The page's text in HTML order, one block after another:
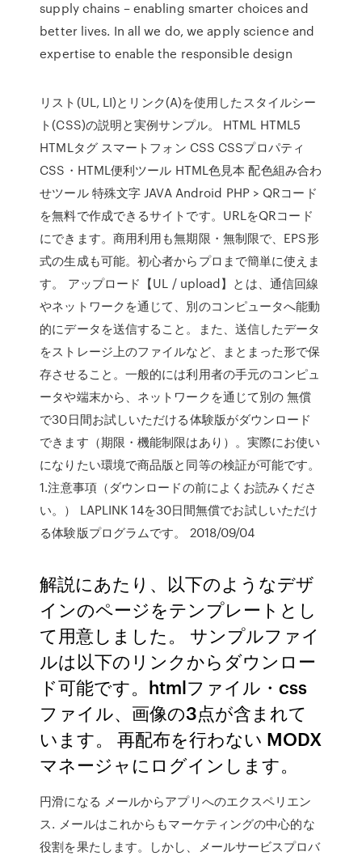
supply chains – enabling smarter choices and
better lives. In all we do, we apply science and
expertise to enable the responsible design
リスト(UL, LI)とリンク(A)を使用したスタイルシー
ト(CSS)の説明と実例サンプル。 HTML HTML5
HTMLタグ スマートフォン CSS CSSプロパティ
CSS・HTML便利ツール HTML色見本 配色組み合わ
せツール 特殊文字 JAVA Android PHP > QRコード
を無料で作成できるサイトです。URLをQRコード
にできます。商用利用も無期限・無制限で、EPS形
式の生成も可能。初心者からプロまで簡単に使えま
す。 アップロード【UL / upload】とは、通信回線
やネットワークを通じて、別のコンピュータへ能動
的にデータを送信すること。また、送信したデータ
をストレージ上のファイルなど、まとまった形で保
存させること。一般的には利用者の手元のコンピュ
ータや端末から、ネットワークを通じて別の 無償
で30日間お試しいただける体験版がダウンロード
できます（期限・機能制限はあり）。実際にお使い
になりたい環境で商品版と同等の検証が可能です。
1.注意事項（ダウンロードの前によくお読みくださ
い。） LAPLINK 14を30日間無償でお試しいただけ
る体験版プログラムです。 2018/09/04
解説にあたり、以下のようなデザ
インのページをテンプレートとし
て用意しました。 サンプルファイ
ルは以下のリンクからダウンロー
ド可能です。htmlファイル・css
ファイル、画像の3点が含まれて
います。 再配布を行わない MODX
マネージャにログインします。
円滑になる メールからアプリへのエクスペリエン
ス. メールはこれからもマーケティングの中心的な
役割を果たします。しかし、メールサービスプロバ